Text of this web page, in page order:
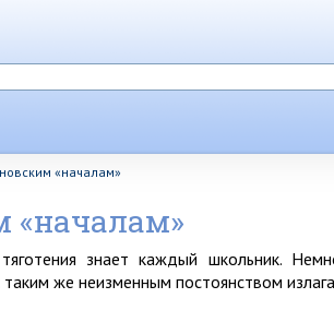
«началам»
«началам»
знает каждый школьник.
же неизменным постоянством